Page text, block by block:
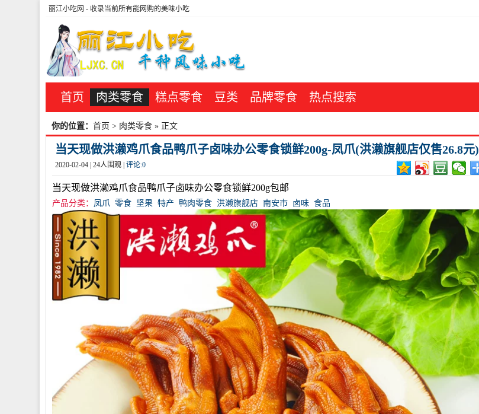
丽江小吃网 - 收录当前所有能网购的美味小吃
首页 肉类零食 糕点零食 豆类 品牌零食 热点搜索
你的位置： 首页 > 肉类零食 » 正文
当天现做洪濑鸡爪食品鸭爪子卤味办公零食锁鲜200g-凤爪(洪濑旗舰店仅售26.8元)
2020-02-04 | 24人围观 | 评论:0
当天现做洪濑鸡爪食品鸭爪子卤味办公零食锁鲜200g包邮
产品分类： 凤爪 零食 坚果 特产 鸭肉零食 洪濑旗舰店 南安市 卤味 食品